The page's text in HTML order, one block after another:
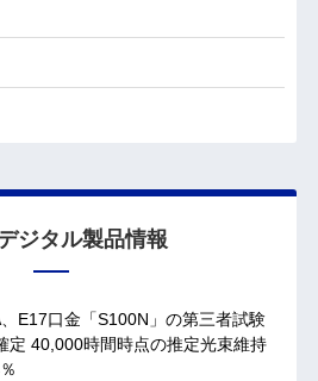
ジタル製品情報
E17口金「S100N」の第三者試験
定 40,000時間時点の推定光束維持